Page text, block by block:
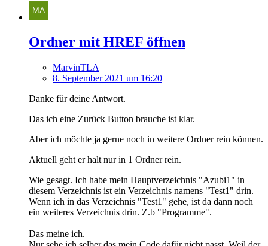
Ordner mit HREF öffnen
MarvinTLA
8. September 2021 um 16:20
Danke für deine Antwort.
Das ich eine Zurück Button brauche ist klar.
Aber ich möchte ja gerne noch in weitere Ordner rein können.
Aktuell geht er halt nur in 1 Ordner rein.
Wie gesagt. Ich habe mein Hauptverzeichnis "Azubi1" in
diesem Verzeichnis ist ein Verzeichnis namens "Test1" drin.
Wenn ich in das Verzeichnis "Test1" gehe, ist da dann noch
ein weiteres Verzeichnis drin. Z.b "Programme".
Das meine ich.